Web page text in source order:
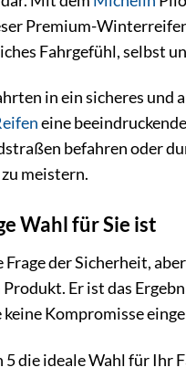
Premium-
Fahrgefühl, selbst
in ein sicheres und
eine
befahren oder
meistern.
Wahl für Sie ist
Frage der Sicherheit,
Er ist das
Kompromisse
die ideale Wahl für Ihr